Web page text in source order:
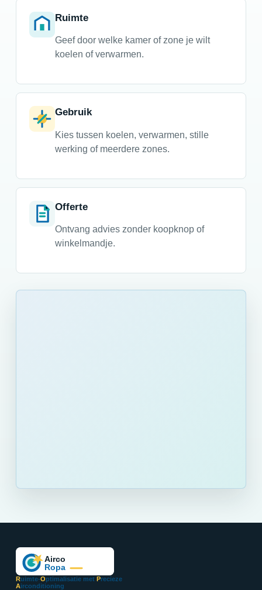
Ruimte
Geef door welke kamer of zone je wilt
koelen of verwarmen.
Gebruik
Kies tussen koelen, verwarmen, stille
werking of meerdere zones.
Offerte
Ontvang advies zonder koopknop of
winkelmandje.
Ruimte-Optimalisatie met Precieze
Airconditioning